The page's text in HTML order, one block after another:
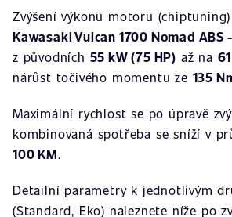
Zvýšení výkonu motoru
Kawasaki Vulcan 1700 Nomad ABS
z původních 55 kW (75 HP) až na
nárůst točivého momentu ze 135
Maximální rychlost se po úpravě
kombinovaná spotřeba se sníží v
100 KM.
Detailní parametry k jednotlivým
(Standard, Eko) naleznete níže po